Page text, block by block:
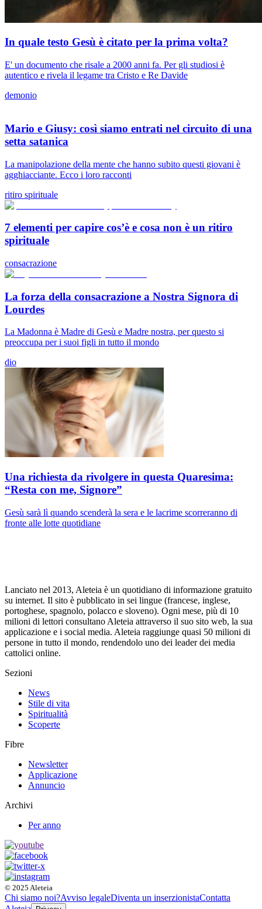
In quale testo Gesù è citato per la prima volta?
E' un documento che risale a 2000 anni fa. Per gli studiosi è
autentico e rivela il legame tra Cristo e Re Davide
demonio
Mario e Giusy: così siamo entrati nel circuito di una
setta satanica
La manipolazione della mente che hanno subito questi giovani è
agghiacciante. Ecco i loro racconti
ritiro spirituale
7 elementi per capire cos’è e cosa non è un ritiro
spirituale
consacrazione
La forza della consacrazione a Nostra Signora di
Lourdes
La Madonna è Madre di Gesù e Madre nostra, per questo si
preoccupa per i suoi figli in tutto il mondo
dio
Una richiesta da rivolgere in questa Quaresima:
“Resta con me, Signore”
Gesù sarà lì quando scenderà la sera e le lacrime scorreranno di
fronte alle lotte quotidiane
Lanciato nel 2013, Aleteia è un quotidiano di informazione gratuito
su internet. Il sito è pubblicato in sei lingue (francese, inglese,
portoghese, spagnolo, polacco e sloveno). Ogni mese, più di 10
milioni di lettori consultano Aleteia attraverso il suo sito web, la sua
applicazione e i social media. Aleteia raggiunge quasi 50 milioni di
persone in tutto il mondo, rendendolo uno dei leader dei media
cattolici online.
Sezioni
News
Stile di vita
Spiritualità
Scoperte
Fibre
Newsletter
Applicazione
Annuncio
Archivi
Per anno
© 2025 Aleteia
Chi siamo noi?Avviso legaleDiventa un inserzionistaContatta